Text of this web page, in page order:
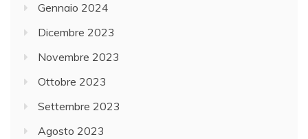
Gennaio 2024
Dicembre 2023
Novembre 2023
Ottobre 2023
Settembre 2023
Agosto 2023